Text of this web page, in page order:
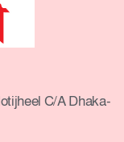
C/A Dhaka-